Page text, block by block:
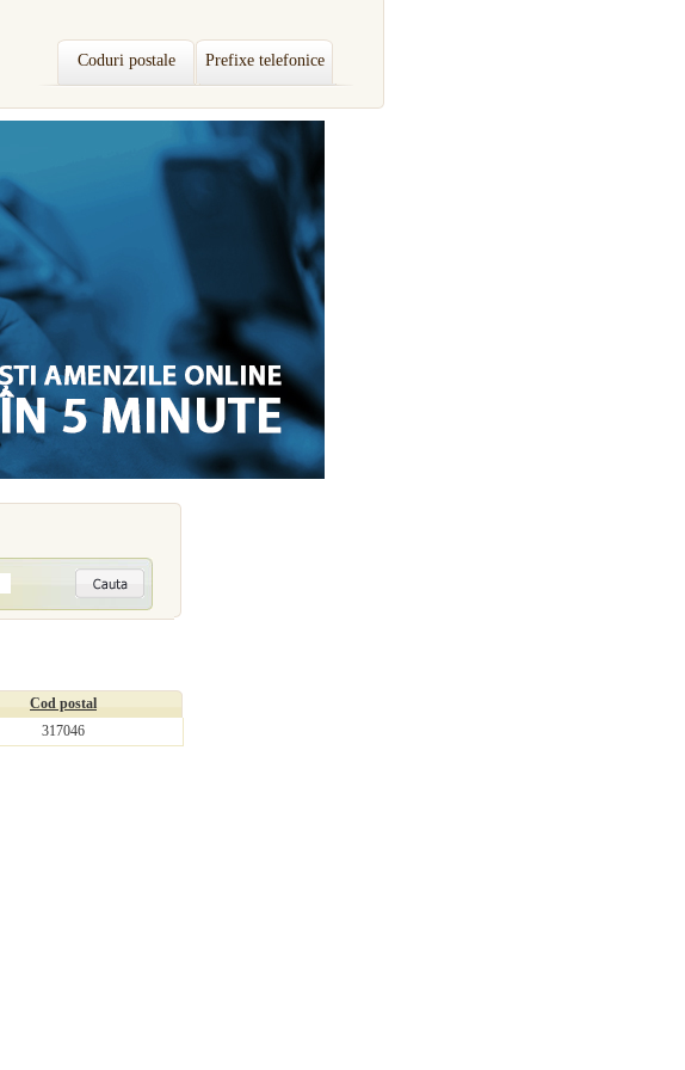
Coduri postale Prefixe telefonice
Cod postal
317046